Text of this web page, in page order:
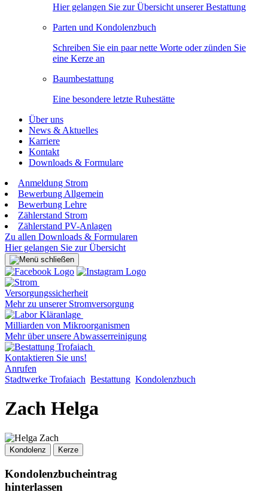
Hier gelangen Sie zur Übersicht unserer Bestattung
Parten und Kondolenzbuch
Schreiben Sie ein paar nette Worte oder zünden Sie
eine Kerze an
Baumbestattung
Eine besondere letzte Ruhestätte
Über uns
News & Aktuelles
Karriere
Kontakt
Downloads & Formulare
Anmeldung Strom
Bewerbung Allgemein
Bewerbung Lehre
Zählerstand Strom
Zählerstand PV-Anlagen
Zu allen Downloads & Formularen
Hier gelangen Sie zur Übersicht
Versorgungssicherheit
Mehr zu unserer Stromversorgung
Milliarden von Mikroorganismen
Mehr über unsere Abwasserreinigung
Kontaktieren Sie uns!
Anrufen
Stadtwerke Trofaiach Bestattung Kondolenzbuch
Zach Helga
Kondolenz Kerze
Kondolenzbucheintrag
hinterlassen